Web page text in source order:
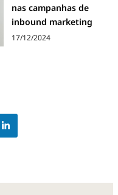
nas campanhas de
inbound marketing
17/12/2024